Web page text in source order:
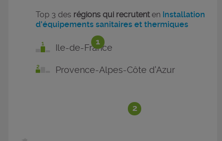
1
2
Top 3 des régions qui recrutenten Installation
d'équipements sanitaires et thermiques
Ile-de-France
Provence-Alpes-Côte d'Azur